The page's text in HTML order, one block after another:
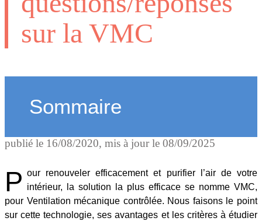
sur la VMC
Sommaire
publié le 16/08/2020, mis à jour le 08/09/2025
P our renouveler efficacement et purifier l’air de votre
intérieur, la solution la plus efficace se nomme VMC,
pour Ventilation mécanique contrôlée. Nous faisons le point
sur cette technologie, ses avantages et les critères à étudier